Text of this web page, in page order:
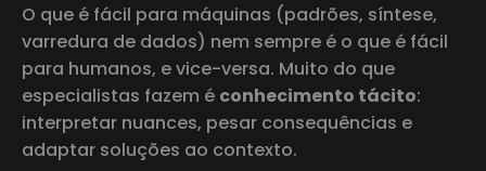
O que é fácil para máquinas (padrões, síntese,
varredura de dados) nem sempre é o que é fácil
para humanos, e vice-versa. Muito do que
especialistas fazem é conhecimento tácito:
interpretar nuances, pesar consequências e
adaptar soluções ao contexto.